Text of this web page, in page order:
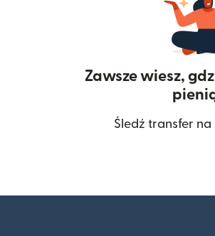
Zawsze wiesz,
Śledź transfer